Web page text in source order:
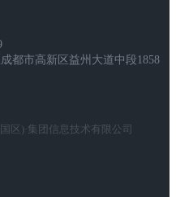
都市高新区益州大道中段1858
区)·集团信息技术有限公司